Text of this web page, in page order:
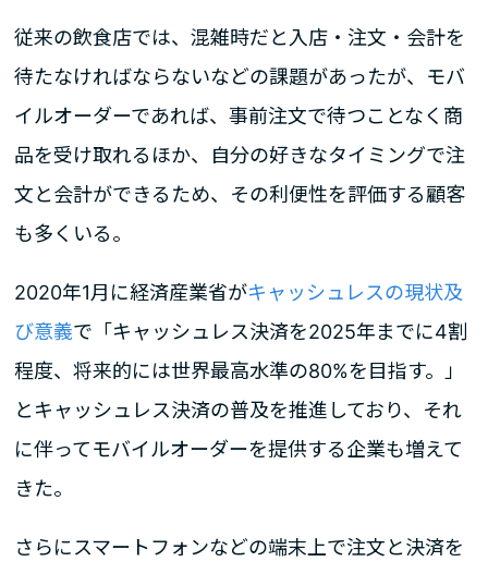
従来の飲食店では、混雑時だと入店・注文・会計を
待たなければならないなどの課題があったが、モバ
イルオーダーであれば、事前注文で待つことなく商
品を受け取れるほか、自分の好きなタイミングで注
文と会計ができるため、その利便性を評価する顧客
も多くいる。
2020年1月に経済産業省がキャッシュレスの現状及
び意義で「キャッシュレス決済を2025年までに4割
程度、将来的には世界最高水準の80%を目指す。」
とキャッシュレス決済の普及を推進しており、それ
に伴ってモバイルオーダーを提供する企業も増えて
きた。
さらにスマートフォンなどの端末上で注文と決済を